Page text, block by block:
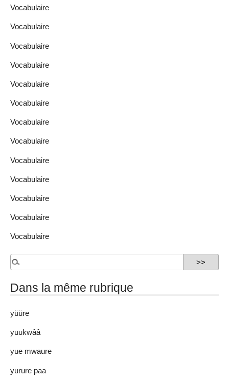
Vocabulaire
Vocabulaire
Vocabulaire
Vocabulaire
Vocabulaire
Vocabulaire
Vocabulaire
Vocabulaire
Vocabulaire
Vocabulaire
Vocabulaire
Vocabulaire
Vocabulaire
Dans la même rubrique
yüüre
yuukwââ
yue mwaure
yurure paa